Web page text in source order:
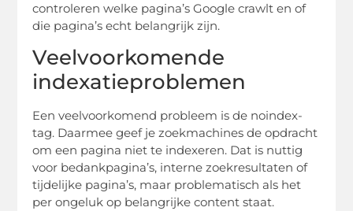
controleren welke pagina’s Google crawlt en of
die pagina’s echt belangrijk zijn.
Veelvoorkomende
indexatieproblemen
Een veelvoorkomend probleem is de noindex-
tag. Daarmee geef je zoekmachines de opdracht
om een pagina niet te indexeren. Dat is nuttig
voor bedankpagina’s, interne zoekresultaten of
tijdelijke pagina’s, maar problematisch als het
per ongeluk op belangrijke content staat.